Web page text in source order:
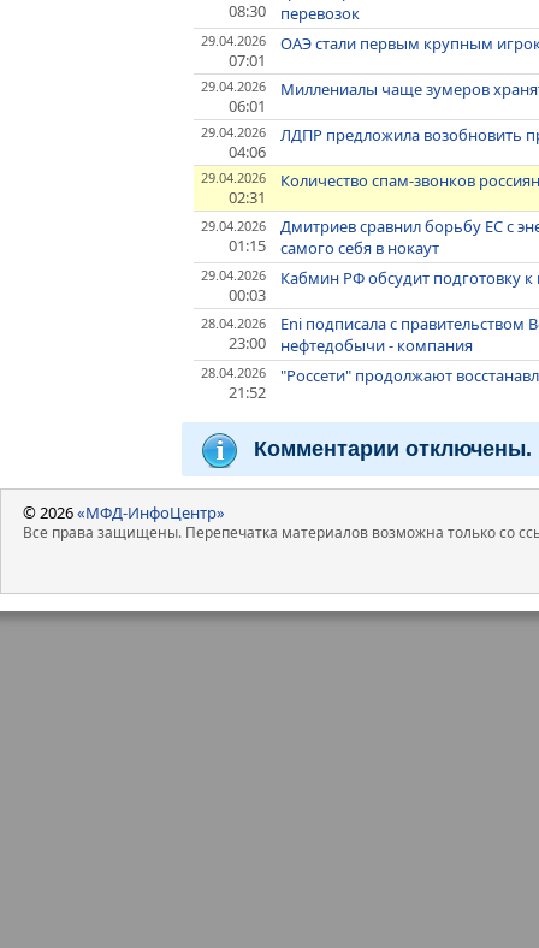
08:30
перевозок
29.04.2026
07:01
ОАЭ стали первым крупным
29.04.2026
06:01
Миллениалы чаще зумеров
29.04.2026
04:06
ЛДПР предложила возобновить
29.04.2026
02:31
Количество спам-звонков
29.04.2026
01:15
Дмитриев сравнил борьбу ЕС с
самого себя в нокаут
29.04.2026
00:03
Кабмин РФ обсудит подготовку
28.04.2026
23:00
Eni подписала с правительством
нефтедобычи - компания
28.04.2026
21:52
"Россети" продолжают
Комментарии отключены.
© 2026«МФД-ИнфоЦентр»
Все права защищены. Перепечатка материалов возможна только со